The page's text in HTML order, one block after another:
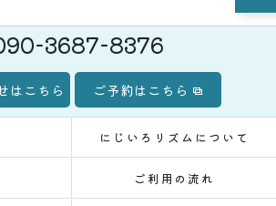
3687-8376
はこちら ご予約はこちら
にじいろリズムについて
ご利用の流れ